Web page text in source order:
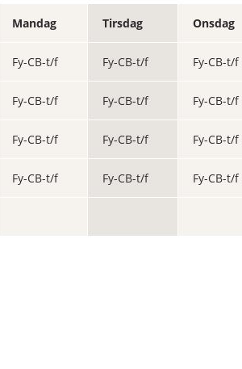
Mandag Tirsdag Onsdag
Fy-CB-t/f Fy-CB-t/f Fy-CB-t/f
Fy-CB-t/f Fy-CB-t/f Fy-CB-t/f
Fy-CB-t/f Fy-CB-t/f Fy-CB-t/f
Fy-CB-t/f Fy-CB-t/f Fy-CB-t/f